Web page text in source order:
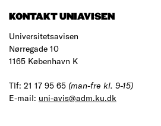
KONTAKT UNIAVISEN
Universitetsavisen
Nørregade 10
1165 København K
Tlf: 21 17 95 65 (man-fre kl. 9-15)
E-mail: uni-avis@adm.ku.dk